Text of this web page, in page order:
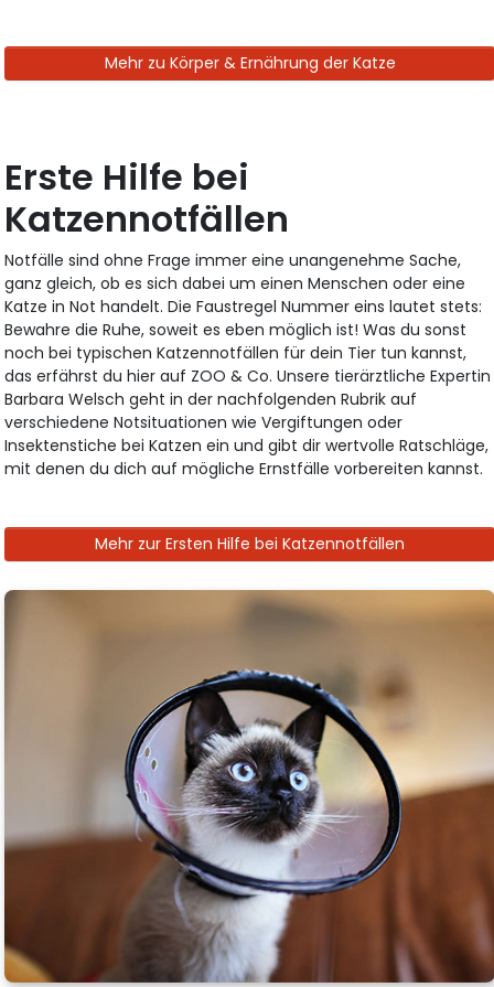
Mehr zu Körper & Ernährung der Katze
Erste Hilfe bei
Katzennotfällen
Notfälle sind ohne Frage immer eine unangenehme Sache,
ganz gleich, ob es sich dabei um einen Menschen oder eine
Katze in Not handelt. Die Faustregel Nummer eins lautet stets:
Bewahre die Ruhe, soweit es eben möglich ist! Was du sonst
noch bei typischen Katzennotfällen für dein Tier tun kannst,
das erfährst du hier auf ZOO & Co. Unsere tierärztliche Expertin
Barbara Welsch geht in der nachfolgenden Rubrik auf
verschiedene Notsituationen wie Vergiftungen oder
Insektenstiche bei Katzen ein und gibt dir wertvolle Ratschläge,
mit denen du dich auf mögliche Ernstfälle vorbereiten kannst.
Mehr zur Ersten Hilfe bei Katzennotfällen